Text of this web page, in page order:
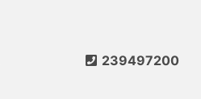
239497200